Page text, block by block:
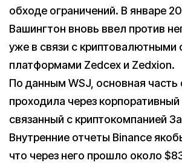
обходе ограничений. В январе
Вашингтон вновь ввел против
уже в связи с криптовалютными
платформами Zedcex и Zedxion.
По данным WSJ, основная часть
проходила через корпоративный
связанный с криптокомпанией
Внутренние отчеты Binance
что через него прошло около